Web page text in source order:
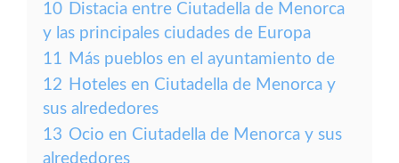
10 Distacia entre Ciutadella de Menorca
y las principales ciudades de Europa
11 Más pueblos en el ayuntamiento de
12 Hoteles en Ciutadella de Menorca y
sus alrededores
13 Ocio en Ciutadella de Menorca y sus
alrededores